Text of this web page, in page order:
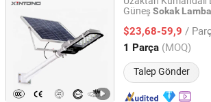
Güneş Sokak
$23,68-59,9 /
1 Parça (MOQ)
Talep Gönder
Yangzhou Xintong Transport Equipment
Jiangsu, China Fiyat 2019